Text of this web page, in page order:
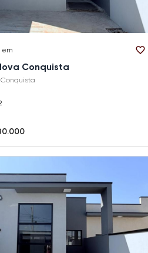
em
Conquista